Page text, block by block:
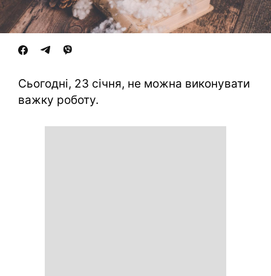
Сьогодні, 23 січня, не можна виконувати
важку роботу.